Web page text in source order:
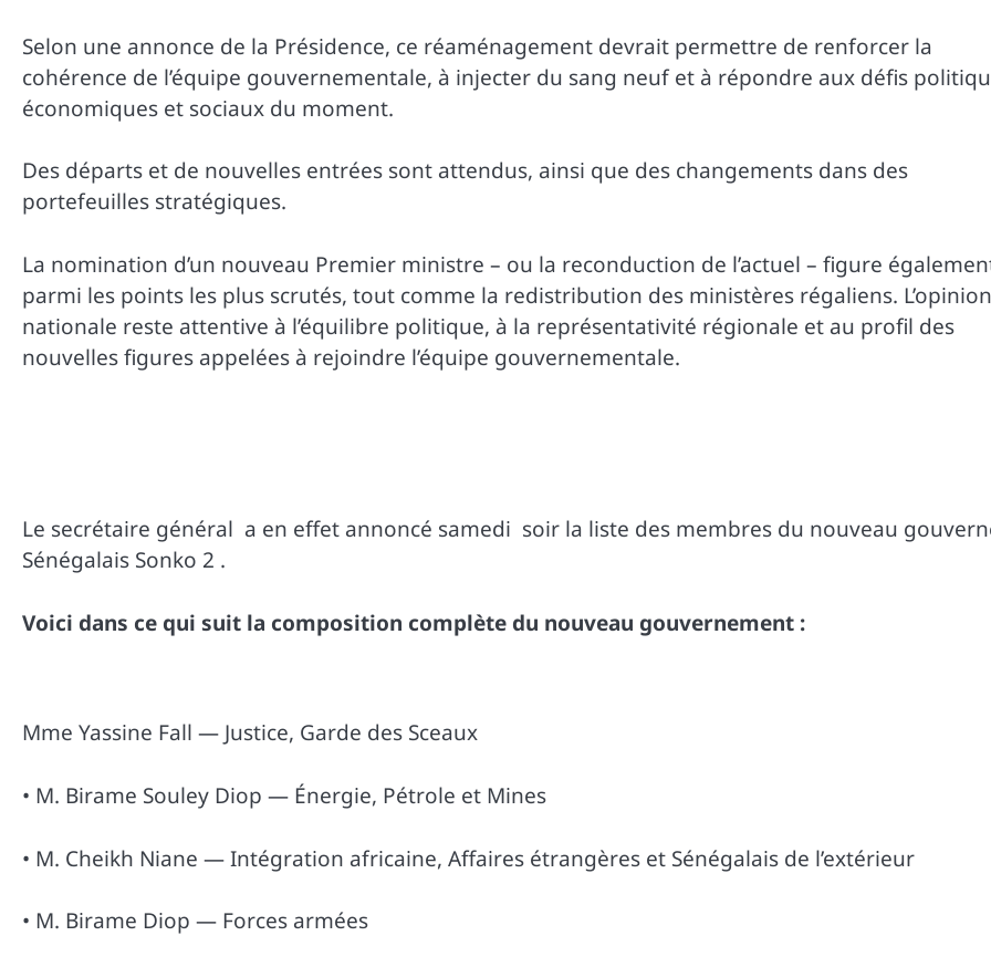
Selon une annonce de la Présidence, ce réaménagement devrait permettre de renforcer la
cohérence de l’équipe gouvernementale, à injecter du sang neuf et à répondre aux défis
économiques et sociaux du moment.
Des départs et de nouvelles entrées sont attendus, ainsi que des changements dans des
portefeuilles stratégiques.
La nomination d’un nouveau Premier ministre – ou la reconduction de l’actuel – figure
parmi les points les plus scrutés, tout comme la redistribution des ministères régaliens. L’opinion
nationale reste attentive à l’équilibre politique, à la représentativité régionale et au profil des
nouvelles figures appelées à rejoindre l’équipe gouvernementale.
Le secrétaire général a en effet annoncé samedi soir la liste des membres du nouveau
Sénégalais Sonko 2 .
Voici dans ce qui suit la composition complète du nouveau gouvernement :
Mme Yassine Fall — Justice, Garde des Sceaux
• M. Birame Souley Diop — Énergie, Pétrole et Mines
• M. Cheikh Niane — Intégration africaine, Affaires étrangères et Sénégalais de l’extérieur
• M. Birame Diop — Forces armées